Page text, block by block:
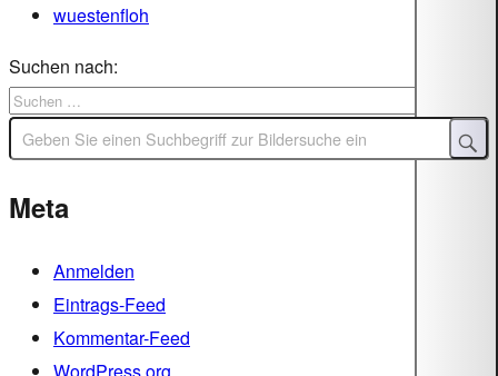
wuestenfloh
Suchen nach:
Meta
Anmelden
Eintrags-Feed
Kommentar-Feed